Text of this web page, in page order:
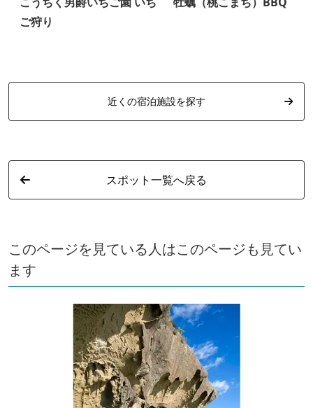
ご狩り
近くの宿泊施設を探す
スポット一覧へ戻る
このページを見ている人はこのページも見てい
ます